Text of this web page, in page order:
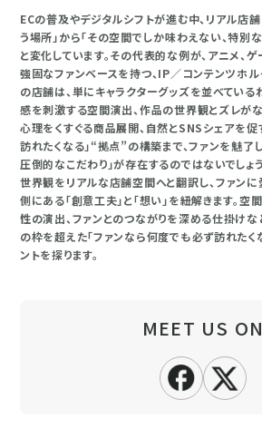
ECの普及やデジタルシフトが進む中、リアル店
う場所」から「その空間でしか味わえない、特別
と変化しています。その代表的な例が、アニメ、ゲ
強固なファンベースを持つ、IP／コンテンツホル
の店舗は、単にキャラクターグッズを並べている
感を刺激する空間演出、作品の世界観とズレが
心理をくすぐる商品展開、自然とSNSシェアを促
訪れたくなる」“拠点”の構築まで、ファンを魅了
圧倒的なこだわり」が存在するのではないでしょ
世界観をリアルな店舗空間へと翻訳し、ファン
側にある「創意工夫」と「想い」を紐解きます。空
性の演出、ファンとのつながりを深める仕掛けな
の枠を超えた「ファンなら何度でも必ず訪れたく
ントを探ります。
MEET US ON